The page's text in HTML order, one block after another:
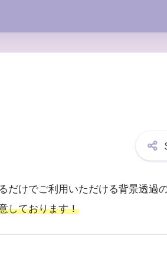
けでご利用いただける背景透過の
しております！